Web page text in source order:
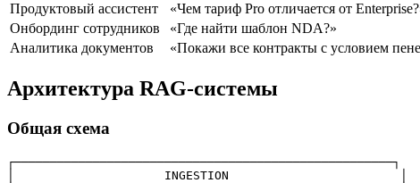
Продуктовый ассистент
«Чем тариф Pro отличается от
Онбординг сотрудников
«Где найти шаблон NDA?»
Аналитика документов
«Покажи все контракты с условием
Архитектура RAG-системы
Общая схема
┌─────────────────────────────────────────────────────┐
│                     INGESTION                        │